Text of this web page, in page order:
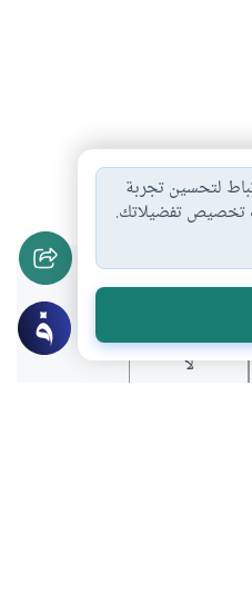
# صيام رمضان
المحتوى؟
لا
لتحسين تجربة
تخصيص تفضيلاتك.